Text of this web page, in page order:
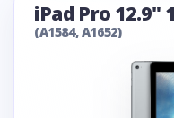
iPad Pro 12.9"
(A1584, A1652)